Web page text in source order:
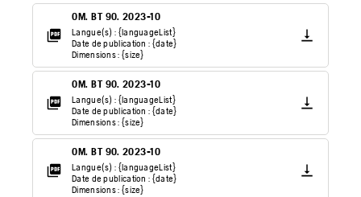
OM. BT 90. 2023-10
Langue(s) : {languageList}
Date de publication : {date}
Dimensions : {size}
OM. BT 90. 2023-10
Langue(s) : {languageList}
Date de publication : {date}
Dimensions : {size}
OM. BT 90. 2023-10
Langue(s) : {languageList}
Date de publication : {date}
Dimensions : {size}